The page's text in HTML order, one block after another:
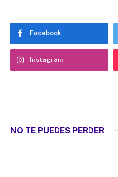
Facebook
Instagram
NO TE PUEDES PERDER